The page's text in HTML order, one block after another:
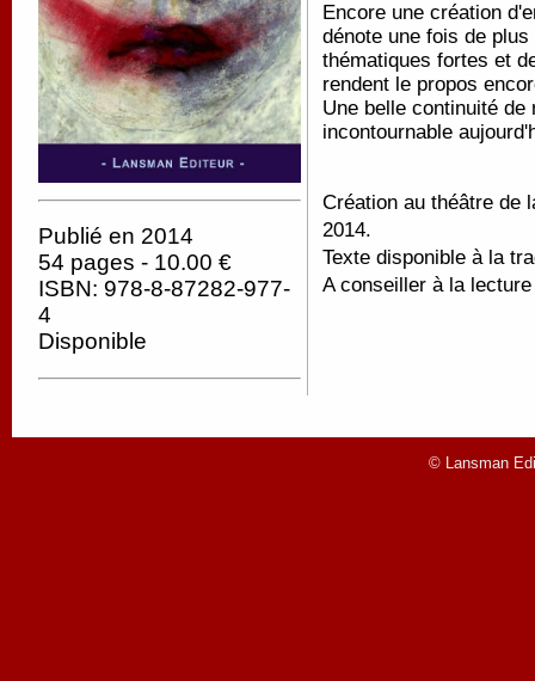
Publié en 2014
54 pages - 10.00 €
ISBN: 978-8-87282-977-
4
Disponible
Encore une création
dénote une fois de
thématiques fortes et
rendent le propos
Une belle continuité
incontournable
Création au théâtre de
2014.
Texte disponible à la
A conseiller à la
© Lansman